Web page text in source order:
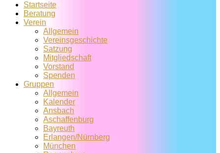
Startseite
Beratung
Verein
Allgemein
Vereins­geschichte
Satzung
Mitglied­schaft
Vorstand
Spenden
Gruppen
Allgemein
Kalender
Ansbach
Aschaffenburg
Bayreuth
Erlangen/Nürnberg
München